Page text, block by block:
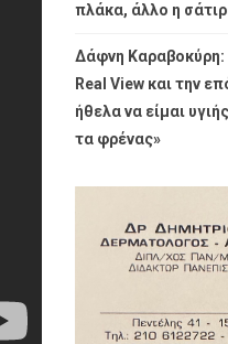
πλάκα, άλλο η
Δάφνη Καραβοκύρη:
Real View και την
ήθελα να είμαι
τα φρένας»